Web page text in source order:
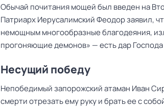
Обычай почитания мощей был введен на
Патриарх Иерусалимский Феодор заявил,
немощным многообразные благодеяния,
прогоняющие демонов» — есть дар
Несущий победу
Непобедимый запорожский атаман Иван
смерти отрезать ему руку и брать ее с